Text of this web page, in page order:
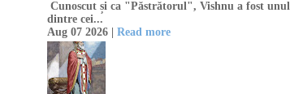
Cunoscut și ca "Păstrătorul", Vishnu a fost unul
dintre cei...
Aug 07 2026 | Read more